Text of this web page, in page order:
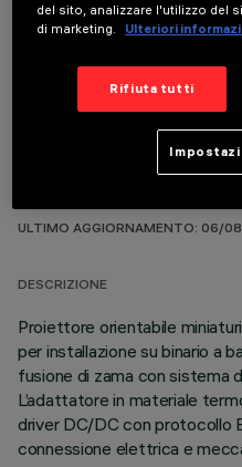
COMPONENTI
ULTIMO AGGIORNAMENTO: 06/
DESCRIZIONE
Proiettore orientabile
per installazione su binario a
fusione di zama con sistema
L’adattatore in materiale
driver DC/DC con protocollo
connessione elettrica e
del sito, analizzare l'utilizzo del
di marketing.
Ulteriori
Rifiuta tutti